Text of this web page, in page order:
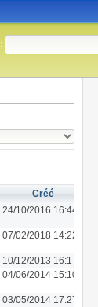
:
Créé
24/10/2016 16:44
07/02/2018 14:22
10/12/2013 16:17
04/06/2014 15:10
03/05/2014 17:27